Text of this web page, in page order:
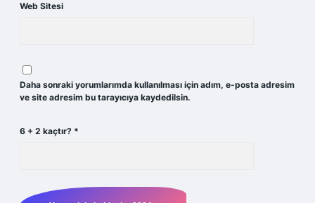
Web Sitesi
Daha sonraki yorumlarımda kullanılması için adım, e-posta adresim
ve site adresim bu tarayıcıya kaydedilsin.
6 + 2 kaçtır? *